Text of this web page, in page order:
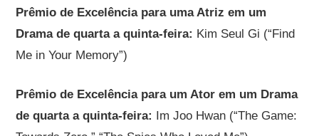
Prêmio de Excelência para uma Atriz em um
Drama de quarta a quinta-feira: Kim Seul Gi (“Find
Me in Your Memory”)
Prêmio de Excelência para um Ator em um Drama
de quarta a quinta-feira: Im Joo Hwan (“The Game: